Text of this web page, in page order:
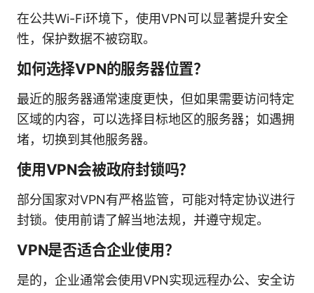
在公共Wi-Fi环境下，使用VPN可以显著提升安全
性，保护数据不被窃取。
如何选择VPN的服务器位置？
最近的服务器通常速度更快，但如果需要访问特定
区域的内容，可以选择目标地区的服务器；如遇拥
堵，切换到其他服务器。
使用VPN会被政府封锁吗？
部分国家对VPN有严格监管，可能对特定协议进行
封锁。使用前请了解当地法规，并遵守规定。
VPN是否适合企业使用？
是的，企业通常会使用VPN实现远程办公、安全访